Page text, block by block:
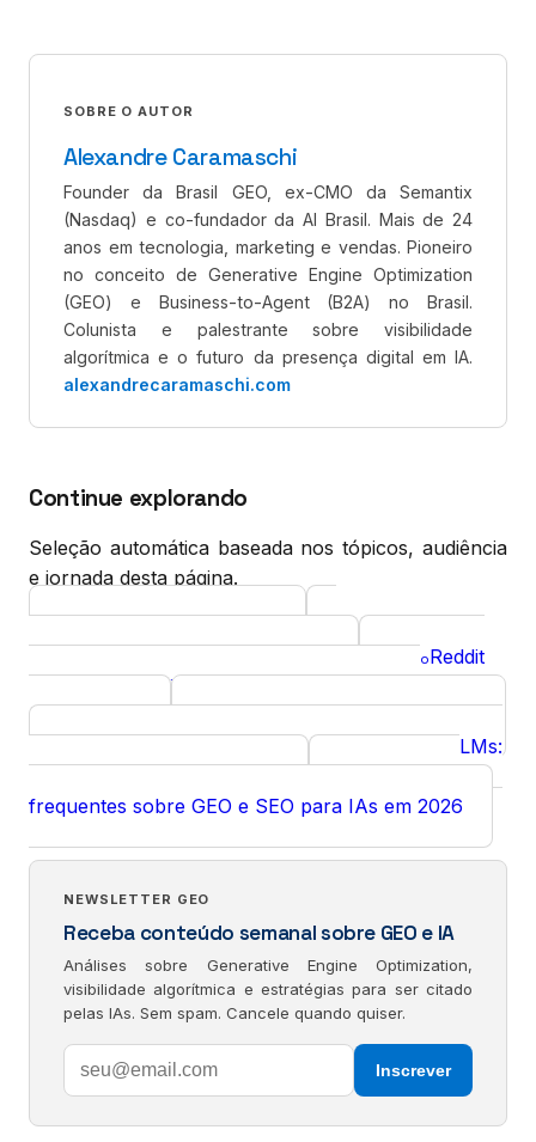
SOBRE O AUTOR
Alexandre Caramaschi
Founder da Brasil GEO, ex-CMO da Semantix
(Nasdaq) e co-fundador da AI Brasil. Mais de 24
anos em tecnologia, marketing e vendas. Pioneiro
no conceito de Generative Engine Optimization
(GEO) e Business-to-Agent (B2A) no Brasil.
Colunista e palestrante sobre visibilidade
algorítmica e o futuro da presença digital em IA.
alexandrecaramaschi.com
Continue explorando
Seleção automática baseada nos tópicos, audiência
e jornada desta página.
CursoReddit
para GEO: Visibilidade em IA Generativa via
Comunidade
Integração SEO Técnico, JSON-LD e LLMs:
frequentes sobre GEO e SEO para IAs em 2026
NEWSLETTER GEO
Receba conteúdo semanal sobre GEO e IA
Análises sobre Generative Engine Optimization,
visibilidade algorítmica e estratégias para ser citado
pelas IAs. Sem spam. Cancele quando quiser.
Inscrever